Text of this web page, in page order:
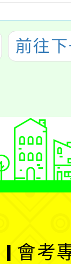
前往
會考